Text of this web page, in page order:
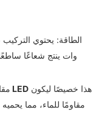
وات ينتج شعاعًا
رأس الحركة بشعاع LEDهذا خصيصًا ليكون
مقاومًا للماء، مما